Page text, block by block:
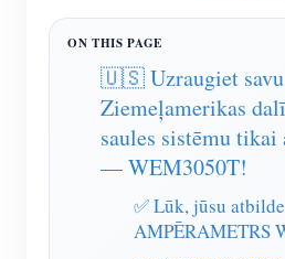
IAMMETER Cloud Pro
Pašmitināšanas
EV lādētājs
IAMMETER simulators
Enerģijas prognozēšanas
🇺🇸 Uzraugiet savu
Ziemeļamerikas
saules sistēmu
— WEM3050T!
✅ Lūk, jūsu
AMPĒRAMETRS